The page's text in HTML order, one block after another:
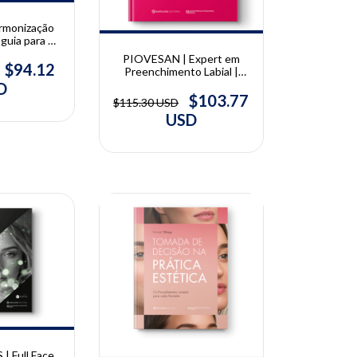
para a
Autran
$94.12
PIOVESAN | Expert em
Preenchimento Labial |
$115.30 USD
$103.77
USD